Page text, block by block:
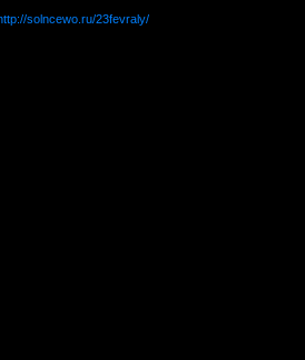
solncewo.ru/23fevraly/